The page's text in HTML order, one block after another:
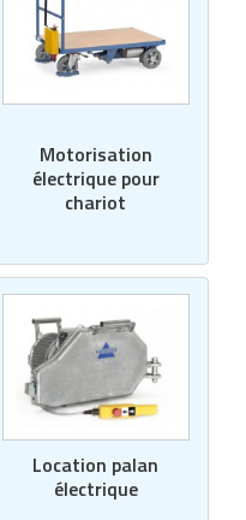
Motorisation
électrique pour
chariot
Location palan
électrique